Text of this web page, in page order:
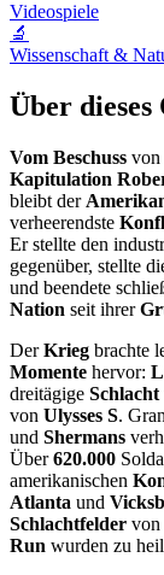
Videospiele
🔬
Wissenschaft &
Über dieses
Vom Beschuss von
Kapitulation
bleibt der
verheerendste
Er stellte den
gegenüber, stellte
und beendete
Nation seit ihrer
DerKrieg brachte
Momente hervor:
dreitägige Schlacht
von Ulysses S.
und Shermans
Über620.000
amerikanischen
Atlanta und
Schlachtfelder von
Run wurden zu